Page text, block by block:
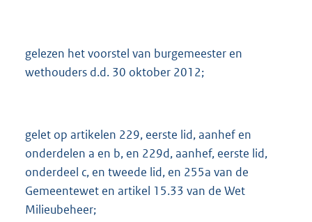
gelezen het voorstel van burgemeester en
wethouders d.d. 30 oktober 2012;
gelet op artikelen 229, eerste lid, aanhef en
onderdelen a en b, en 229d, aanhef, eerste lid,
onderdeel c, en tweede lid, en 255a van de
Gemeentewet en artikel 15.33 van de Wet
Milieubeheer;